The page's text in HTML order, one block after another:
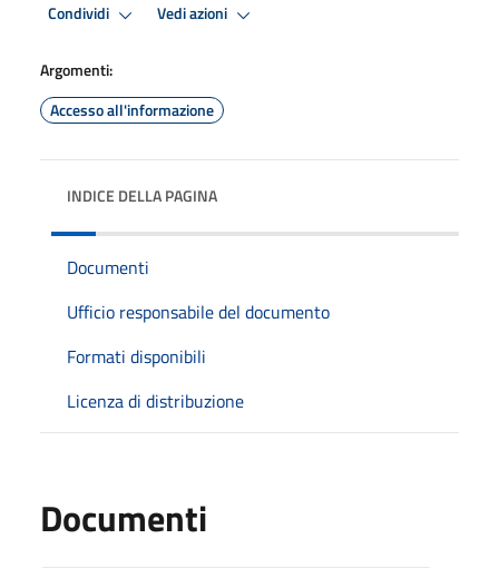
Condividi Vedi azioni
Argomenti:
Accesso all'informazione
INDICE DELLA PAGINA
Documenti
Ufficio responsabile del documento
Formati disponibili
Licenza di distribuzione
Documenti